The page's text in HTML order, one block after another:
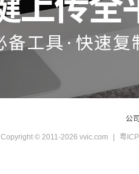
公
Copyright © 2011-2026 vvic.com 粤